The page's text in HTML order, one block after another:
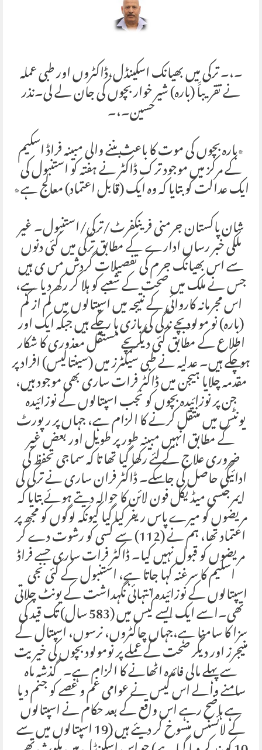
۔،۔ ترکی میں بھیانک اسکینڈل،ڈاکٹروں اور طبی عملہ
نے تقریباََ (بارہ) شیر خوار بچوں کی جان لے لی۔نذر
حسین۔،۔
٭بارہ بچوں کی موت کا باعث بننے والی مبینہ فراڈ اسکیم
کے مرکز میں موجود ترک ڈاکٹر نے ہفتہ کو استنبول کی
ایک عدالت کو بتایا کہ وہ ایک (قابل اعتماد) معالج ہے٭
شان پاکستان جرمنی فرینکفرٹ/ترکی/استنبول۔ غیر
ملکی خبر رساں ادارے کے مطابق ترکی میں کئی دنوں
سے اس بھیانک جرم کی تفصیلات گردش مں ی ہیں
جس نے ملک میں صحت کے شعبے کو ہلا کر رکھ دیا ہے،
اس مجرمانہ کاروائی کے نتیجہ میں اسپتالوں میں کم از کم
(بارہ) نو مولود بچے ندگی کی بازی ہا ر چکے ہیں جبکہ ایک اور
اطلاع کے مطابق کئی دیگر بچے مستقل معذوری کا شکار
ہو چکے ہیں۔ عدلیہ نے طبی سیکٹرز میں (سینتالیس) افراد پر
مقدمہ چلایا ہیجن میں ڈاکٹر فرات ساری بھی موجود ہیں،
جن پر نوزائیدہ بچوں کو نجب اسپتالوں کے نوزائیدہ
یونٹس میں منتقل کرنے کا الزام ہے، جہاں پر رپورٹ
کے مطابق انہیں مبینہ طور پر طویل اور بعض غیر
ضروری علاج کے لئے رکھا گیا تھا تا کہ سماجی تحفظ کی
ادائیگی حاصل کی جا سکے۔ ڈاکٹر فران ساری نے ترکی کی
ایمرجنسی میڈیکل فون لائن کا حوالہ دیتے ہوئے بتایا کہ
مریضوں کو میرے پاس ریفر کیا گیا کیونکہ لوگوں کو مجھ پر
اعتماد تھا، ہم نے (112) سے کسی کو رشوت دے کر
مریضوں کو قبول نہیں کیا۔ ڈاکٹر فرات ساری جسے فراڈ
اسکیم کا سرغنہ کہا جاتا ہے، استنبول کے کئی نجی
اسپتالوں کے نوزائیدہ انتہائی نگہداشت کے یونٹ چلاتی
تھی۔اسے ایک ایسے کیس میں (583 سال) تک قید کی
سزا کا سامنا ہے،جہاں چاکٹروں، نرسوں، اسپتال کے
منیجرز اور دیگر صحت کے عملے پر نومولود بچوں کی خیریت
سے پہلے مالی فائدہ اٹھانے کا الزام ہے۔ گذشہ ماہ
سامنے والے اس کیس نے عوامی غم و غصے کو جنم دیا
ہے ہاضح رہے اس واقع کے بعد حکام نے اسپتالوں
کے لائسنس منسوخ کر دیئے ہیں (19 اسپتالوں میں سے